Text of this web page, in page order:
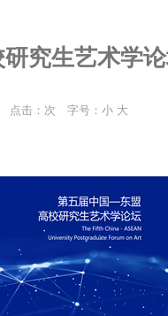
究生艺术学
点击： 次 字号：小 大